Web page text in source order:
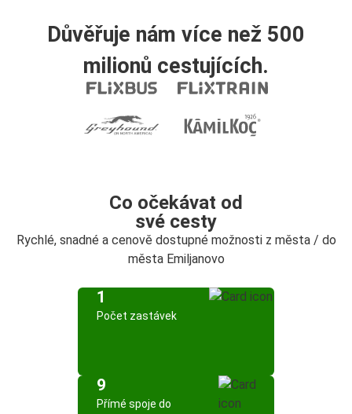
Důvěřuje nám více než 500
milionů cestujících.
Co očekávat od
své cesty
Rychlé, snadné a cenově dostupné možnosti z města / do
města Emiljanovo
1
Počet zastávek
9
Přímé spoje do